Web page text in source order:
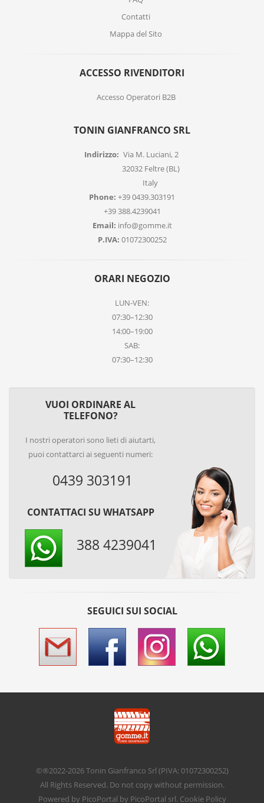
Contatti
Mappa del Sito
ACCESSO RIVENDITORI
Accesso Operatori B2B
TONIN GIANFRANCO SRL
Indirizzo: Via M. Luciani, 2
32032 Feltre (BL)
Italy
Phone: +39 0439.303191
+39 388.4239041
Email: info@gomme.it
P.IVA: 01072300252
ORARI NEGOZIO
LUN-VEN:
07:30–12:30
14:00–19:00
SAB:
07:30–12:30
VUOI ORDINARE AL
TELEFONO?
I nostri operatori sono lieti di aiutarti,
puoi contattarci ai seguenti numeri:
0439 303191
CONTATTACI SU WHATSAPP
388 4239041
SEGUICI SUI SOCIAL
©®2022-2026Tonin Gianfranco Srl (PIVA: 01072300252)
All Rights Reserved. Do not copy without permission.
Powered by PicoPortal by PicoPortal srl. Cookie Policy